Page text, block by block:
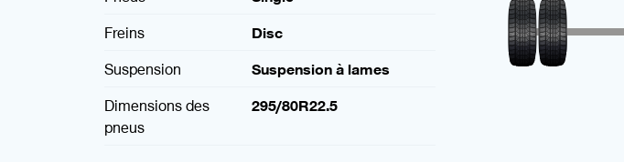
Freins
Disc
Suspension
Suspension à lames
Dimensions des
pneus
295/80R22.5